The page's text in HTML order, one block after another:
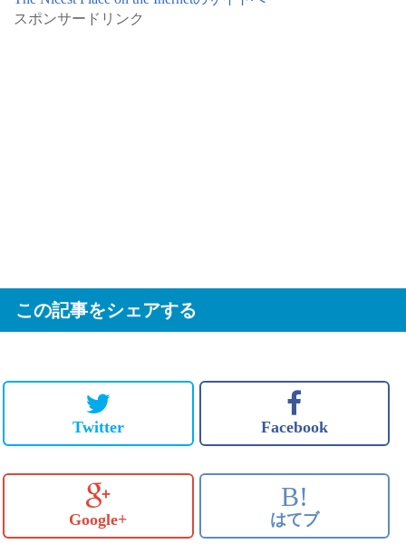
スポンサードリンク
この記事をシェアする
Twitter Facebook
Google+
B!
はてブ